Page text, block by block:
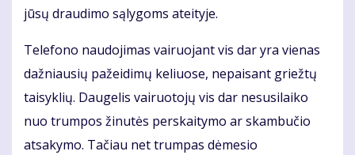
jūsų draudimo sąlygoms ateityje.
Telefono naudojimas vairuojant vis dar yra vienas
dažniausių pažeidimų keliuose, nepaisant griežtų
taisyklių. Daugelis vairuotojų vis dar nesusilaiko
nuo trumpos žinutės perskaitymo ar skambučio
atsakymo. Tačiau net trumpas dėmesio